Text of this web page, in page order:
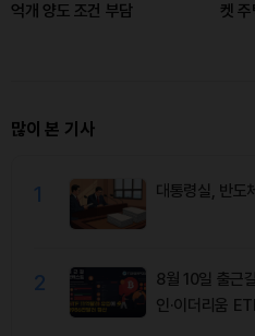
억개 양도 조건 부담
켓
많이 본 기사
1 대통령실, 반도
2
8월 10일 출근
인·이더리움